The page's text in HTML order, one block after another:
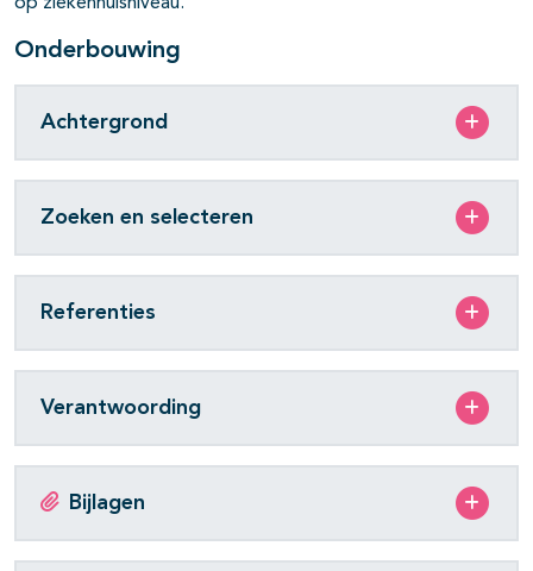
Onderbouwing
Achtergrond
Zoeken en selecteren
Referenties
Verantwoording
Bijlagen